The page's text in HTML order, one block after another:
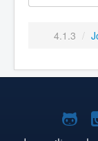
/
4.1.3
Joomla!